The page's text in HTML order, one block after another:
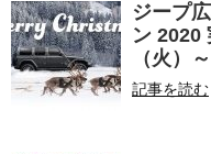
ジープ
ン 2020
（火）
記事を読む